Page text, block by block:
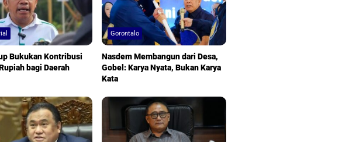
Bukukan Kontribusi
bagi Daerah
Gorontalo
Nasdem Membangun dari Desa,
Gobel: Karya Nyata, Bukan Karya
Kata